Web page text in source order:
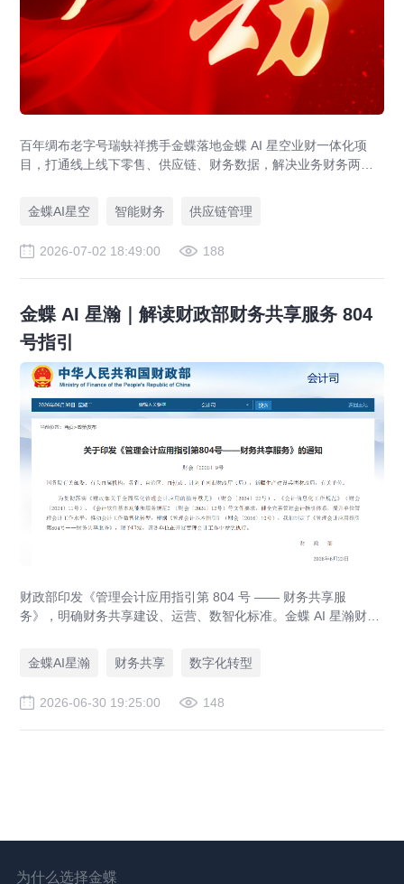
百年绸布老字号瑞蚨祥携手金蝶落地金蝶 AI 星空业财一体化项
目，打通线上线下零售、供应链、财务数据，解决业务财务两张
金蝶AI星空
智能财务 供应链管理
2026-07-02 18:49:00 188
金蝶 AI 星瀚｜解读财政部财务共享服务 804
号指引
财政部印发《管理会计应用指引第 804 号 —— 财务共享服
务》，明确财务共享建设、运营、数智化标准。金蝶 AI 星瀚财务
集团企业合规落地财务共享中心。
金蝶AI星瀚 财务共享 数字化转型
2026-06-30 19:25:00 148
为什么选择金蝶